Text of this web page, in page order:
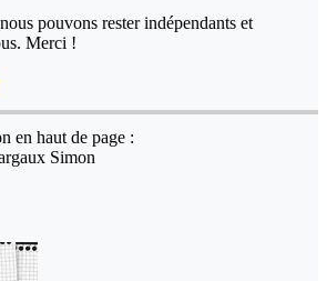
pouvons rester indépendants et
Merci !
en haut de page :
Simon